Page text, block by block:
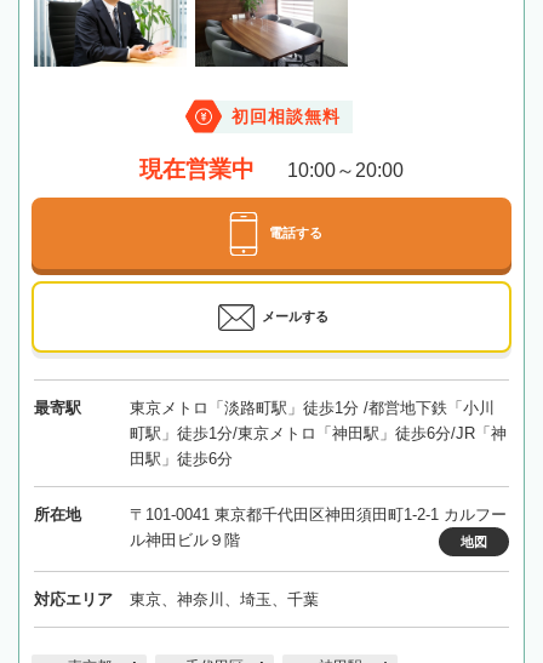
初回相談無料
現在営業中 10:00～20:00
電話する
メールする
最寄駅
東京メトロ「淡路町駅」徒歩1分 /都営地下鉄「小川
町駅」徒歩1分/東京メトロ「神田駅」徒歩6分/JR「神
田駅」徒歩6分
所在地
〒101-0041 東京都千代田区神田須田町1-2-1 カルフー
ル神田ビル９階
地図
対応エリア 東京、神奈川、埼玉、千葉